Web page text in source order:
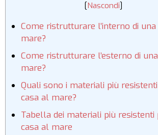
[Nascondi]
Come ristrutturare l’interno di
mare?
Come ristrutturare l’esterno di
mare?
Quali sono i materiali più
casa al mare?
Tabella dei materiali più resistenti
casa al mare